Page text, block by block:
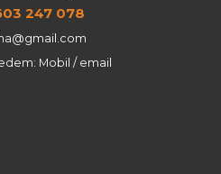
247 078
Mobil / email